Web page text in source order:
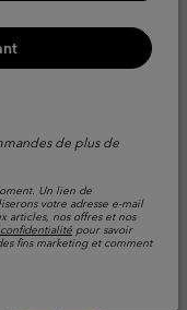
de plus de
Un lien de
votre adresse e-mail
articles, nos offres et nos
pour savoir
fins marketing et comment
€Regular price:
55,00 €